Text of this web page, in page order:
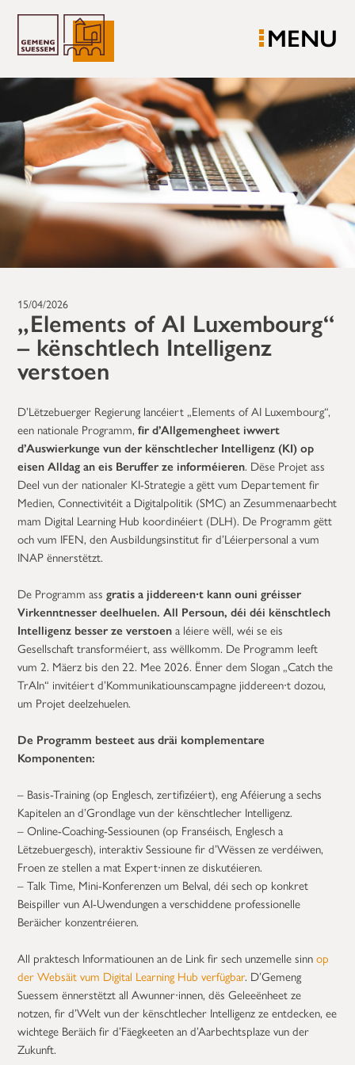
MENU
15/04/2026
„Elements of AI Luxembourg“
– kënschtlech Intelligenz
verstoen
D’Lëtzebuerger Regierung lancéiert „Elements of AI Luxembourg“,
een nationale Programm,fir d’Allgemengheet iwwert
d’Auswierkunge vun der kënschtlecher Intelligenz (KI) op
eisen Alldag an eis Beruffer ze informéieren. Dëse Projet ass
Deel vun der nationaler KI-Strategie a gëtt vum Departement fir
Medien, Connectivitéit a Digitalpolitik (SMC) an Zesummenaarbecht
mam Digital Learning Hub koordinéiert (DLH). De Programm gëtt
och vum IFEN, den Ausbildungsinstitut fir d’Léierpersonal a vum
INAP ënnerstëtzt.
De Programm assgratis a jiddereen∙t kann ouni gréisser
Virkenntnesser deelhuelen. All Persoun, déi déi kënschtlech
Intelligenz besser ze verstoena léiere wëll, wéi se eis
Gesellschaft transforméiert, ass wëllkomm. De Programm leeft
vum 2. Mäerz bis den 22. Mee 2026. Ënner dem Slogan „Catch the
TrAIn“ invitéiert d’Kommunikatiounscampagne jiddereen∙t dozou,
um Projet deelzehuelen.
De Programm besteet aus dräi komplementare
Komponenten:
– Basis-Training (op Englesch, zertifizéiert), eng Aféierung a sechs
Kapitelen an d’Grondlage vun der kënschtlecher Intelligenz.
– Online-Coaching-Sessiounen (op Franséisch, Englesch a
Lëtzebuergesch), interaktiv Sessioune fir d’Wëssen ze verdéiwen,
Froen ze stellen a mat Expert∙innen ze diskutéieren.
– Talk Time, Mini-Konferenzen um Belval, déi sech op konkret
Beispiller vun AI-Uwendungen a verschiddene professionelle
Beräicher konzentréieren.
All praktesch Informatiounen an de Link fir sech unzemelle sinnop
der Websäit vum Digital Learning Hub verfügbar. D’Gemeng
Suessem ënnerstëtzt all Awunner∙innen, dës Geleeënheet ze
notzen, fir d’Welt vun der kënschtlecher Intelligenz ze entdecken, ee
wichtege Beräich fir d’Fäegkeeten an d’Aarbechtsplaze vun der
Zukunft.